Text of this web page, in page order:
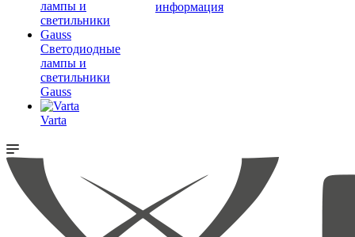
Светодиодные
лампы и
светильники
Gauss
Varta
информация